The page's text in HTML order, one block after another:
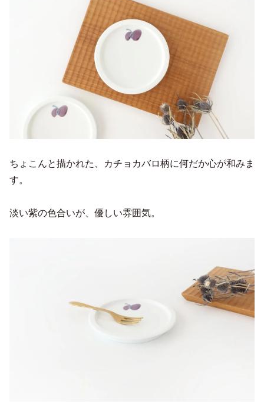
ちょこんと描かれた、カチョカバロ柄に何だか心が和みま
す。
淡い紫の色合いが、優しい雰囲気。